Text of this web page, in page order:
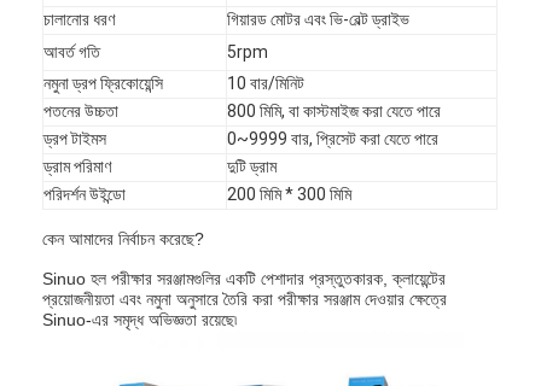
চালানোর ধরণ
গিয়ারড মোটর এবং ভি-বেল্ট ড্রাইভ
আবর্ত গতি
5rpm
নমুনা ড্রপ ফ্রিকোয়েন্সি
10 বার/মিনিট
পতনের উচ্চতা
800 মিমি, বা কাস্টমাইজ করা যেতে পারে
ড্রপ টাইমস
0~9999 বার, প্রিসেট করা যেতে পারে
ড্রাম পরিমাণ
দুটি ড্রাম
পরিদর্শন উইন্ডো
200 মিমি * 300 মিমি
কেন আমাদের নির্বাচন করেছে?
Sinuo হল পরীক্ষার সরঞ্জামগুলির একটি পেশাদার প্রস্তুতকারক, ক্লায়েন্টের
প্রয়োজনীয়তা এবং নমুনা অনুসারে তৈরি করা পরীক্ষার সরঞ্জাম দেওয়ার ক্ষেত্রে
Sinuo-এর সমৃদ্ধ অভিজ্ঞতা রয়েছে৷